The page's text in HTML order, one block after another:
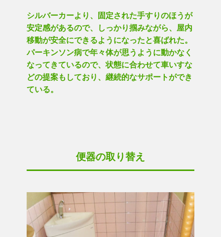
シルバーカーより、固定された手すりのほうが
安定感があるので、しっかり掴みながら、屋内
移動が安全にできるようになったと喜ばれた。
パーキンソン病で年々体が思うように動かなく
なってきているので、状態に合わせて車いすな
どの提案もしており、継続的なサポートができ
ている。
便器の取り替え